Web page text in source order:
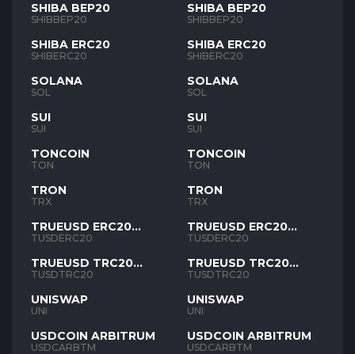
SHIBA BEP20
SHIBBEP20
SHIBA ERC20
SHIBERC20
SOLANA
SOL
SUI
SUI
TONCOIN
TON
TRON
TRX
TRUEUSD ERC20
TUSD
TUSDERC20
TRUEUSD TRC20
TUSD
TUSDTRC20
UNISWAP
UNI
USDCOIN ARBITRUM
USDCARBTM
SHIBA BEP20
SHIBBEP20
SHIBA ERC20
SHIBERC20
SOLANA
SOL
SUI
SUI
TONCOIN
TON
TRON
TRX
TRUEUSD ERC20
TUSD
TUSDERC20
TRUEUSD TRC20
TUSD
TUSDTRC20
UNISWAP
UNI
USDCOIN ARBITRUM
USDCARBTM